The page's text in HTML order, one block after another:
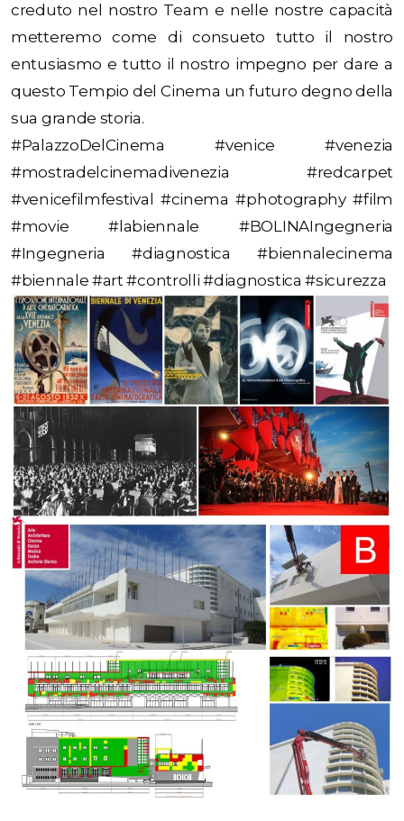
creduto nel nostro Team e nelle nostre capacità
metteremo come di consueto tutto il nostro
entusiasmo e tutto il nostro impegno per dare a
questo Tempio del Cinema un futuro degno della
sua grande storia.
#PalazzoDelCinema #venice #venezia
#mostradelcinemadivenezia #redcarpet
#venicefilmfestival #cinema #photography #film
#movie #labiennale #BOLINAIngegneria
#Ingegneria #diagnostica #biennalecinema
#biennale #art #controlli #diagnostica #sicurezza